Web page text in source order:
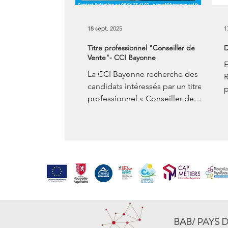
Titre professionnel "Conseiller de
Vente"- CCI Bayonne
La CCI Bayonne recherche des
candidats intéressés par un titre
professionnel « Conseiller de
18 sept. 2025
BAB/ PAYS